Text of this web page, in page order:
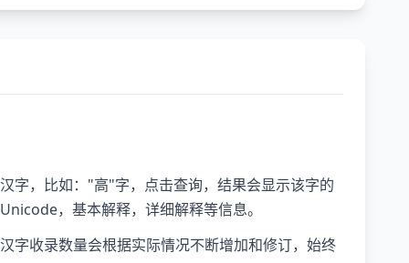
字，比如："高"字，点击查询，结果会显示该字的
，基本解释，详细解释等信息。
字收录数量会根据实际情况不断增加和修订，始终